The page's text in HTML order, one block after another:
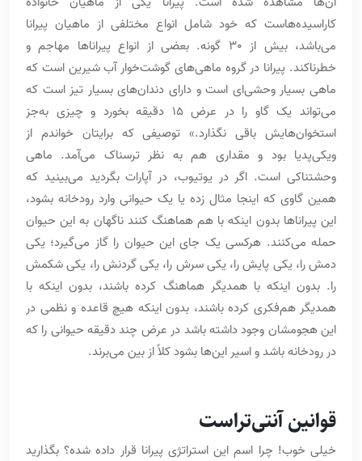
کاراسیده‌هاست که خود شامل انواع مختلفی از ماهیان پیرانا
می‌باشد، بیش از 30 گونه. بعضی از انواع پیراناها مهاجم و
خطرناکند. پیرانا در گروه ماهی‌های گوشت‌خوار آب شیرین است که
ماهی بسیار وحشی‌ای است و دارای دندان‌های بسیار تیز است که
می‌تواند یک گاو را در عرض 15 دقیقه بخورد و چیزی به‌جز
استخوان‌هایش باقی نگذارد.» توصیفی که برایتان خواندم از
ویکی‌پدیا بود و مقداری هم به نظر ترسناک می‌آمد. ماهی
وحشتناکی است. اگر در یوتیوب، در آپارات بگردید می‌بینید که
همین گاوی که اینجا مثال زده یا یک حیوانی وارد رودخانه بشود،
این پیراناها بدون اینکه با هم هماهنگ کنند ناگهان به این حیوان
حمله می‌کنند. هرکسی یک جای این حیوان را گاز می‌گیرد؛ یکی
دمش را، یکی پایش را، یکی سرش را، یکی گردنش را، یکی شکمش
را. بدون اینکه با همدیگر هماهنگ کرده باشند، بدون اینکه با
همدیگر هم‌فکری کرده باشند، بدون اینکه هیچ قاعده و نظمی در
این هجومشان وجود داشته باشد در عرض چند دقیقه حیوانی را که
در رودخانه باشد و اسیر این‌ها بشود کلاً از بین می‌برند.
قوانین آنتی‌تراست
خیلی خوب! چرا اسم این استراتژی پیرانا قرار داده شده؟ بگذارید